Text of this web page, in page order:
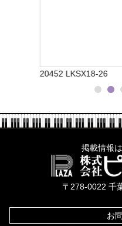
20452 LKSX18-26
掲載情報
〒278-0022 千
お